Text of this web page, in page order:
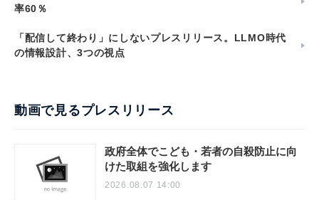
率60％
「配信して終わり」にしないプレスリリース。LLMO時代
の情報設計、3つの視点
動画で見るプレスリリース
政府全体でこども・若者の自殺防止に向
けた取組を強化します
2026.08.07 14:00